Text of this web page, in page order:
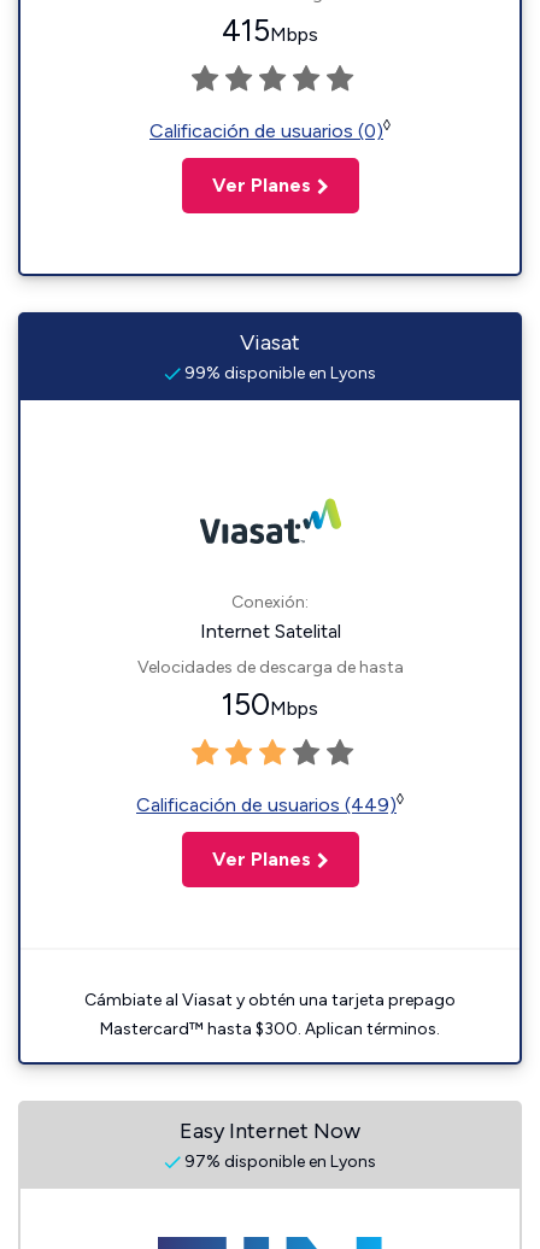
415Mbps
Calificación de usuarios (0)◊
Ver Planes
Viasat
99% disponible en Lyons
Conexión:
Internet Satelital
Velocidades de descarga de hasta
150Mbps
Calificación de usuarios (449)◊
Ver Planes
Cámbiate al Viasat y obtén una tarjeta prepago
Mastercard™ hasta $300. Aplican términos.
Easy Internet Now
97% disponible en Lyons